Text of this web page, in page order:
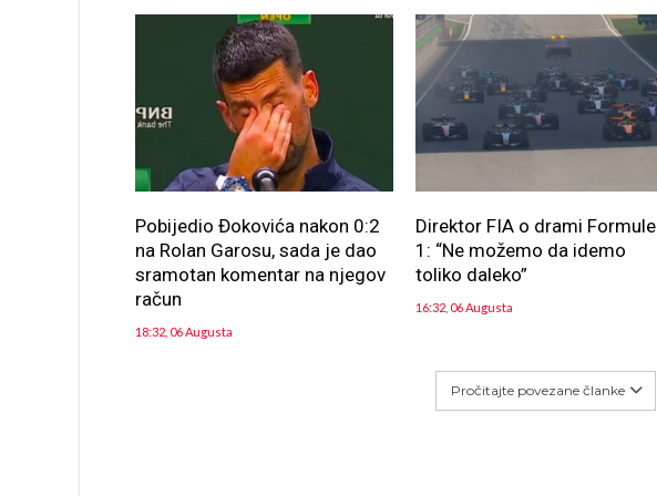
Pobijedio Đokovića nakon 0:2
na Rolan Garosu, sada je dao
sramotan komentar na njegov
račun
18:32, 06 Augusta
Direktor FIA o drami Formule
1: “Ne možemo da idemo
toliko daleko”
16:32, 06 Augusta
Pročitajte povezane članke